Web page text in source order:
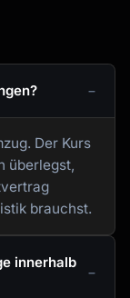
Der Kurs
überlegst,
brauchst.
innerhalb